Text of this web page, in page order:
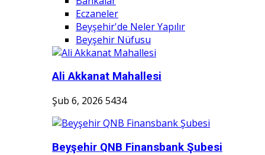
Eczaneler
Beyşehir'de Neler Yapılır
Beyşehir Nüfusu
Ali Akkanat Mahallesi
Şub 6, 2026 5434
Beyşehir QNB Finansbank Şubesi